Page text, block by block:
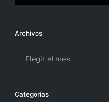
Archivos
Categorías